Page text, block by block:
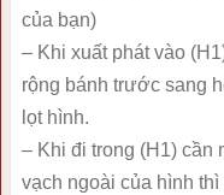
của bạn)
– Khi xuất phát vào
rộng bánh trước sang
lọt hình.
– Khi đi trong (H1) cần
vạch ngoài của hình